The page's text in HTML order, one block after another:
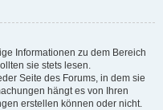
Informationen zu dem Bereich
sie stets lesen.
Seite des Forums, in dem sie
hängt es von Ihren
erstellen können oder nicht.